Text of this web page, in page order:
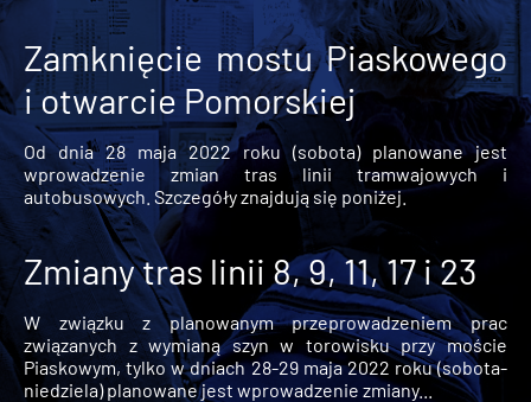
Zamknięcie mostu Piaskowego
i otwarcie Pomorskiej
Od dnia 28 maja 2022 roku (sobota) planowane jest
wprowadzenie zmian tras linii tramwajowych i
autobusowych. Szczegóły znajdują się poniżej.
Zmiany tras linii 8, 9, 11, 17 i 23
W związku z planowanym przeprowadzeniem prac
związanych z wymianą szyn w torowisku przy moście
Piaskowym, tylko w dniach 28-29 maja 2022 roku (sobota-
niedziela) planowane jest wprowadzenie zmiany...